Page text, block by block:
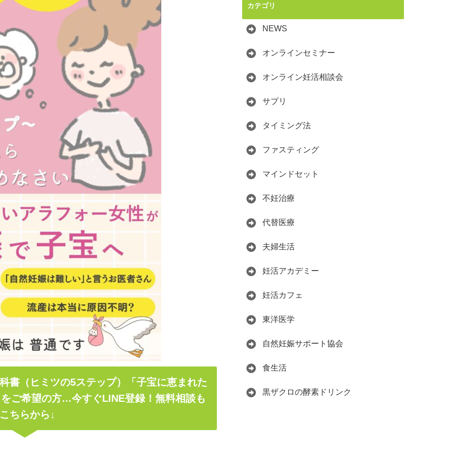
書（ヒミツの5ステップ）「子宝に恵まれた
ご希望の方…今すぐLINE登録！無料相談も
こちらから↓
カテゴリ
NEWS
オンラインセミナー
オンライン妊活相談会
サプリ
タイミング法
ファスティング
マインドセット
不妊治療
代替医療
夫婦生活
妊活アカデミー
妊活カフェ
東洋医学
自然妊娠サポート協会
食生活
黒ザクロの酵素ドリンク